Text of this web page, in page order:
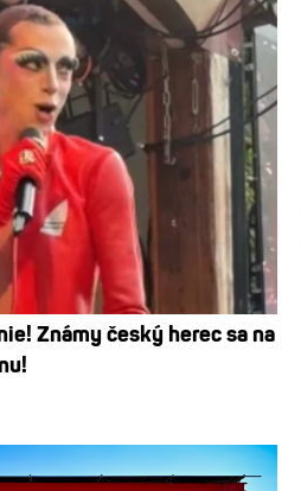
Známy český herec sa na